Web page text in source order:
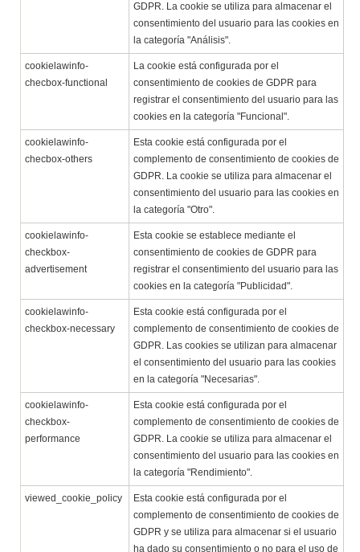
GDPR. La cookie se utiliza para almacenar el
consentimiento del usuario para las cookies en
la categoría "Análisis".
cookielawinfo-
checbox-functional
La cookie está configurada por el
consentimiento de cookies de GDPR para
registrar el consentimiento del usuario para las
cookies en la categoría "Funcional".
cookielawinfo-
checbox-others
Esta cookie está configurada por el
complemento de consentimiento de cookies de
GDPR. La cookie se utiliza para almacenar el
consentimiento del usuario para las cookies en
la categoría "Otro".
cookielawinfo-
checkbox-
advertisement
Esta cookie se establece mediante el
consentimiento de cookies de GDPR para
registrar el consentimiento del usuario para las
cookies en la categoría "Publicidad".
cookielawinfo-
checkbox-necessary
Esta cookie está configurada por el
complemento de consentimiento de cookies de
GDPR. Las cookies se utilizan para almacenar
el consentimiento del usuario para las cookies
en la categoría "Necesarias".
cookielawinfo-
checkbox-
performance
Esta cookie está configurada por el
complemento de consentimiento de cookies de
GDPR. La cookie se utiliza para almacenar el
consentimiento del usuario para las cookies en
la categoría "Rendimiento".
viewed_cookie_policy
Esta cookie está configurada por el
complemento de consentimiento de cookies de
GDPR y se utiliza para almacenar si el usuario
ha dado su consentimiento o no para el uso de